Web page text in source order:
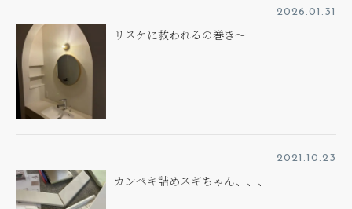
2026.01.31
リスケに救われるの巻き～
2021.10.23
カンペキ詰めスギちゃん、、、